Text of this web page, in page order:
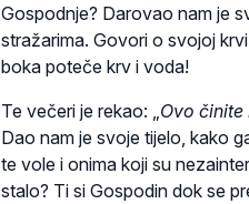
Gospodnje? Darovao nam je
stražarima. Govori o svojoj
boka poteče krv i voda!
Te večeri je rekao: „ Ovo činite
Dao nam je svoje tijelo, kako
te vole i onima koji su
stalo? Ti si Gospodin dok se